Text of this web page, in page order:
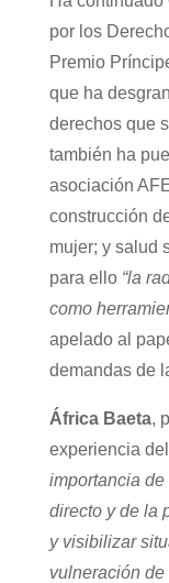
por los
Premio
que ha
derechos que
también ha
asociación
construcción
mujer; y salud
para ello “la
como
apelado al
demandas de
África Baeta,
experiencia
importancia
directo y de la
y visibilizar
vulneración de